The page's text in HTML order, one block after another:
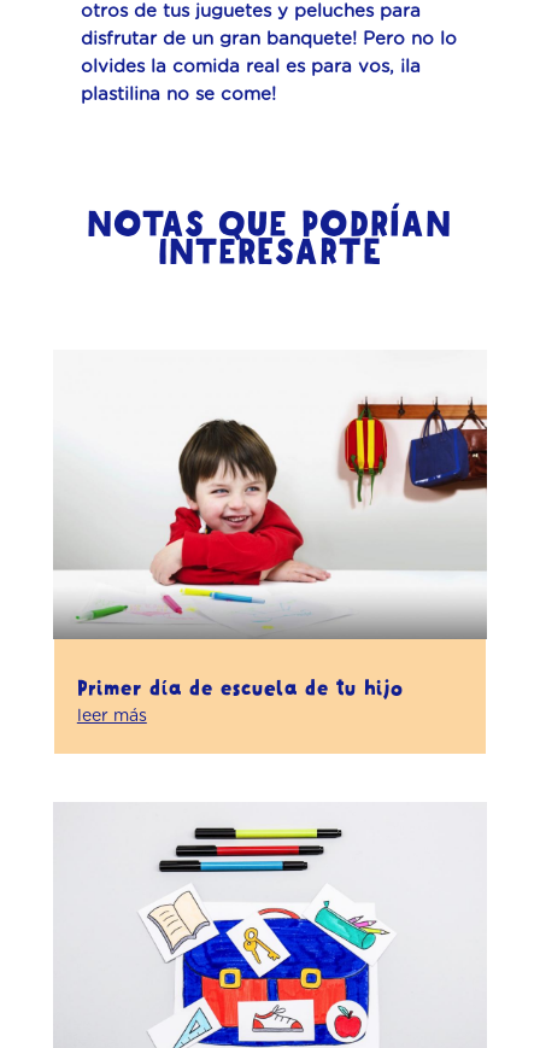
otros de tus juguetes y peluches para
disfrutar de un gran banquete! Pero no lo
olvides la comida real es para vos, ¡la
plastilina no se come!
NOTAS QUE PODRÍAN
INTERESARTE
Primer día de escuela de tu hijo
leer más